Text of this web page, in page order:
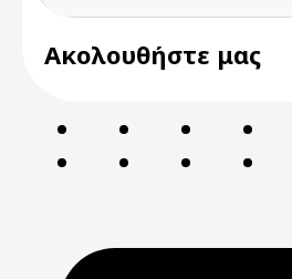
Ακολουθήστε μας